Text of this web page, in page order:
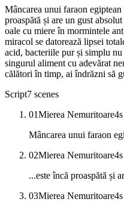
Mâncarea unui faraon
proaspătă și are un gust
oale cu miere în mormintele
miracol se datorează lipsei
acid, bacteriile pur și simplu
singurul aliment cu adevărat
călători în timp, ai îndrăzni să
Script7 scenes
01Mierea Nemuritoare4s
Mâncarea unui faraon
02Mierea Nemuritoare4s
...este încă proaspătă și
03Mierea Nemuritoare4s